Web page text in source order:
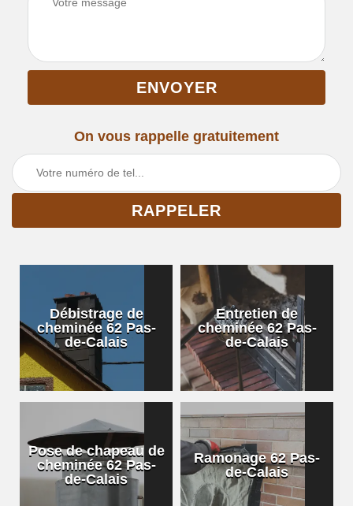
On vous rappelle gratuitement
Débistrage de
cheminée 62 Pas-
de-Calais
Entretien de
cheminée 62 Pas-
de-Calais
Pose de chapeau de
cheminée 62 Pas-
de-Calais
Ramonage 62 Pas-
de-Calais